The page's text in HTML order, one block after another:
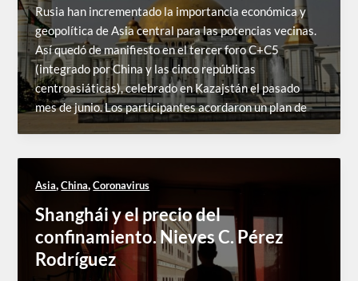
Rusia han incrementado la importancia económica y
geopolítica de Asia central para las potencias vecinas.
Así quedó de manifiesto en el tercer foro C+C5
(integrado por China y las cinco repúblicas
centroasiáticas), celebrado en Kazajstán el pasado
mes de junio. Los participantes acordaron un plan de
Asia,China,Coronavirus
Shanghái y el precio del
confinamiento. Nieves C. Pérez
Rodríguez